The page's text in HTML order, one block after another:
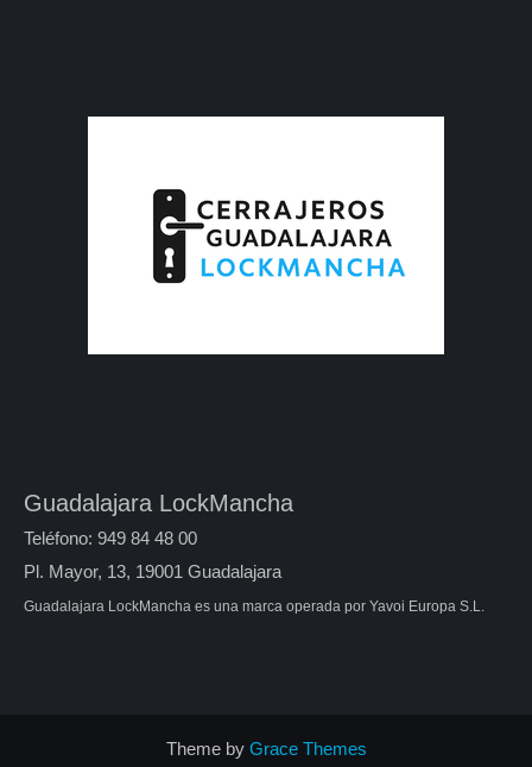
Guadalajara LockMancha
Teléfono: 949 84 48 00
Pl. Mayor, 13, 19001 Guadalajara
Guadalajara LockMancha es una marca operada por Yavoi Europa S.L.
Theme by Grace Themes